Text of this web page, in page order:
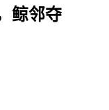
鲸邻夺